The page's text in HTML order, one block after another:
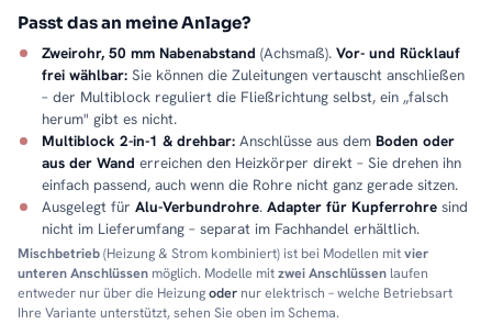
Passt das an meine Anlage?
Zweirohr, 50 mm Nabenabstand (Achsmaß). Vor- und Rücklauf
frei wählbar: Sie können die Zuleitungen vertauscht anschließen
– der Multiblock reguliert die Fließrichtung selbst, ein „falsch
herum" gibt es nicht.
Multiblock 2-in-1 & drehbar: Anschlüsse aus dem Boden oder
aus der Wand erreichen den Heizkörper direkt – Sie drehen ihn
einfach passend, auch wenn die Rohre nicht ganz gerade sitzen.
Ausgelegt für Alu-Verbundrohre. Adapter für Kupferrohre sind
nicht im Lieferumfang – separat im Fachhandel erhältlich.
Mischbetrieb(Heizung & Strom kombiniert) ist bei Modellen mitvier
unteren Anschlüssen möglich. Modelle mitzwei Anschlüssen laufen
entweder nur über die Heizungoder nur elektrisch – welche Betriebsart
Ihre Variante unterstützt, sehen Sie oben im Schema.